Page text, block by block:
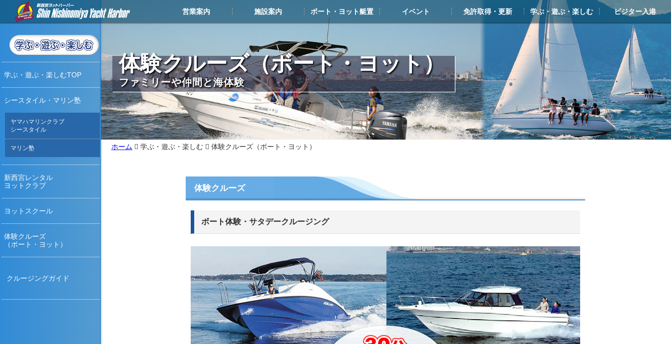
営業案内 施設案内
艇置・給油メンテナンス施設
その他ヨットハーバー内施設
ボート・ヨット艇置
お申込み・搬入の流れ
艇置料金
解約について
メンテナンスについて
よくある質問
イベント
イベントカレンダー
フィッシングダービー
ジャパンマリーナアライアンス
免許取得・更新
免許 新規取得
更新・失効
学ぶ・遊ぶ・楽しむ
学ぶ・遊ぶ・楽しむTOP
シースタイル・マリン塾
ヤマハマリンクラブ・シースタイル 新西宮レンタルヨットクラブ
ヨットスクール
体験クルーズ（ボート・ヨット）
クルージングガイド
ビジター入港
ビジターバース・入港のご案内
しんにしのみや海の駅
体験クルーズ（ボート・ヨット）
ファミリーや仲間と海体験
ホーム 学ぶ・遊ぶ・楽しむ 体験クルーズ（ボート・ヨット）
体験クルーズ
ボート体験・サタデークルージング
学ぶ・遊ぶ・楽しむTOP
シースタイル・マリン塾
ヤマハマリンクラブ
シースタイル
マリン塾
新西宮レンタル
ヨットクラブ
ヨットスクール
体験クルーズ
（ボート・ヨット）
クルージングガイド